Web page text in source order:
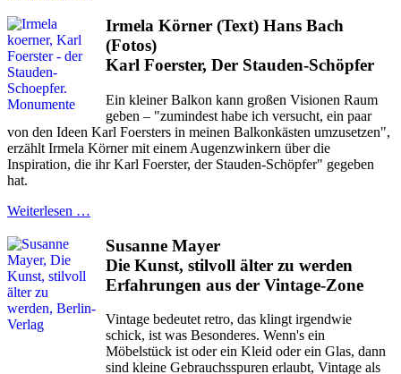
Irmela Körner (Text) Hans Bach
(Fotos)
Karl Foerster, Der Stauden-Schöpfer
Ein kleiner Balkon kann großen Visionen Raum
geben – "zumindest habe ich versucht, ein paar
von den Ideen Karl Foersters in meinen Balkonkästen umzusetzen",
erzählt Irmela Körner mit einem Augenzwinkern über die
Inspiration, die ihr Karl Foerster, der Stauden-Schöpfer" gegeben
hat.
Weiterlesen …
Susanne Mayer
Die Kunst, stilvoll älter zu werden
Erfahrungen aus der Vintage-Zone
Vintage bedeutet retro, das klingt irgendwie
schick, ist was Besonderes. Wenn's ein
Möbelstück ist oder ein Kleid oder ein Glas, dann
sind kleine Gebrauchsspuren erlaubt, Vintage als